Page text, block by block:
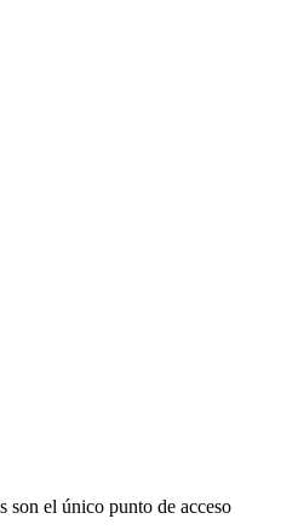
son el único punto de acceso